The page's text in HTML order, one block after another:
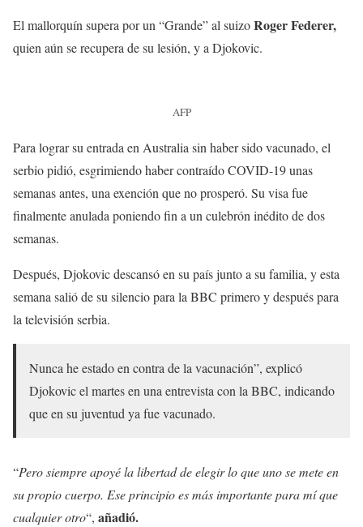
El mallorquín supera por un “Grande” al suizoRoger Federer,
quien aún se recupera de su lesión, y a Djokovic.
AFP
Para lograr su entrada en Australia sin haber sido vacunado, el
serbio pidió, esgrimiendo haber contraído COVID-19 unas
semanas antes, una exención que no prosperó. Su visa fue
finalmente anulada poniendo fin a un culebrón inédito de dos
semanas.
Después, Djokovic descansó en su país junto a su familia, y esta
semana salió de su silencio para la BBC primero y después para
la televisión serbia.
Nunca he estado en contra de la vacunación”, explicó
Djokovic el martes en una entrevista con la BBC, indicando
que en su juventud ya fue vacunado.
“Pero siempre apoyé la libertad de elegir lo que uno se mete en
su propio cuerpo. Ese principio es más importante para mí que
cualquier otro“, añadió.